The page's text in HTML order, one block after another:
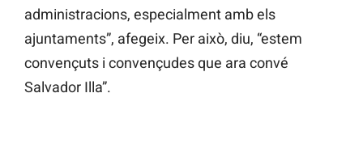
administracions, especialment amb els
ajuntaments”, afegeix. Per això, diu, “estem
convençuts i convençudes que ara convé
Salvador Illa”.